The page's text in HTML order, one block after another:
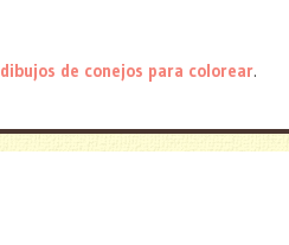
dibujos de conejos para colorear.